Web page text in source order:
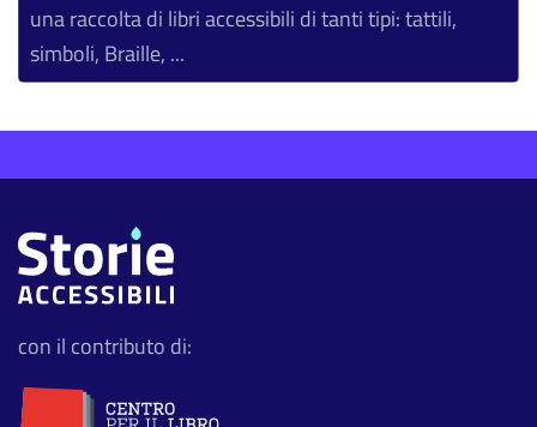
una raccolta di libri accessibili di tanti tipi: tattili,
simboli, Braille, ...
con il contributo di: